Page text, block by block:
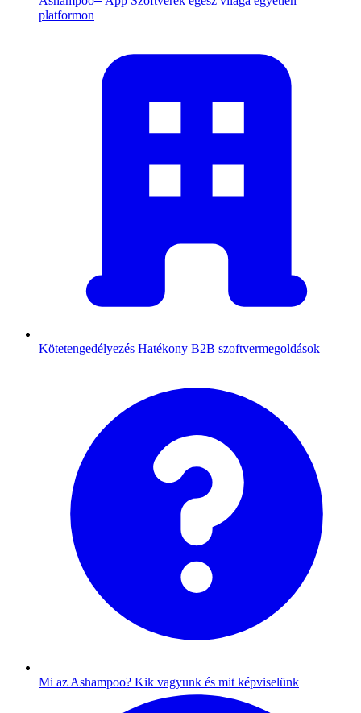
platformon
Kötetengedélyezés Hatékony B2B szoftvermegoldások
Mi az Ashampoo? Kik vagyunk és mit képviselünk